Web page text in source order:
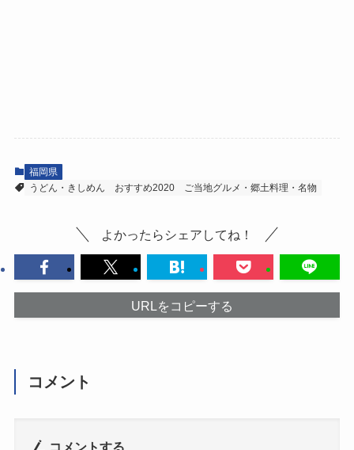
福岡県
うどん・きしめん
おすすめ2020 ご当地グルメ・郷土料理・名物
よかったらシェアしてね！
URLをコピーする
コメント
コメントする